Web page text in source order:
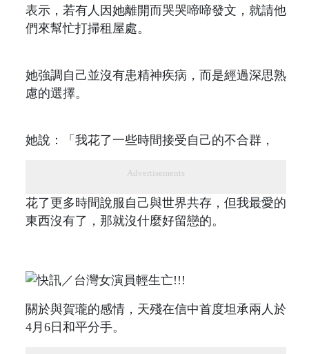
表示，若有人因她離開而哭哭啼啼發文，就請他
們來幫忙打掃租屋處。
她強調自己並沒有患精神疾病，而是經過深思熟
慮的選擇。
她說：「我花了一些時間接受自己的不合群，
Advertisements
花了更多時間說服自己與世界共存，但我最愛的
東西沒有了，那就沒什麼好留戀的。
關於與賀瓏的感情，天殘在信中首度坦承兩人於
4月6日和平分手。